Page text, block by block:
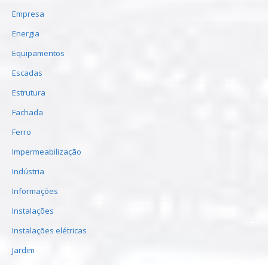
Empresa
Energia
Equipamentos
Escadas
Estrutura
Fachada
Ferro
Impermeabilização
Indústria
Informações
Instalações
Instalações elétricas
Jardim